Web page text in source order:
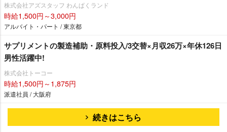
株式会社アズスタッフ わんぱくランド
時給1,500円～3,000円
アルバイト・パート / 東京都
サプリメントの製造補助・原料投入/3交替×月収26万×年休126日
男性活躍中!
株式会社トーコー
時給1,500円～1,875円
派遣社員 / 大阪府
続きはこちら